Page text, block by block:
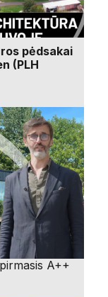
pėdsakai
(PLH
A++